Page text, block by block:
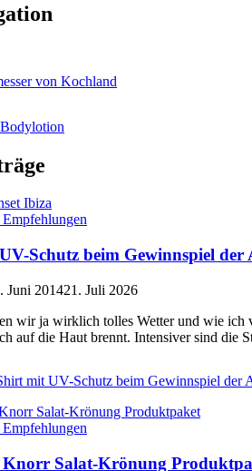
von Kochland
Schutz beim Gewinnspiel der
Juni 201421. Juli 2026
wir ja wirklich tolles Wetter und wie ich
auf die Haut brennt. Intensiver sind die
mit UV-Schutz beim Gewinnspiel der
Knorr Salat-Krönung